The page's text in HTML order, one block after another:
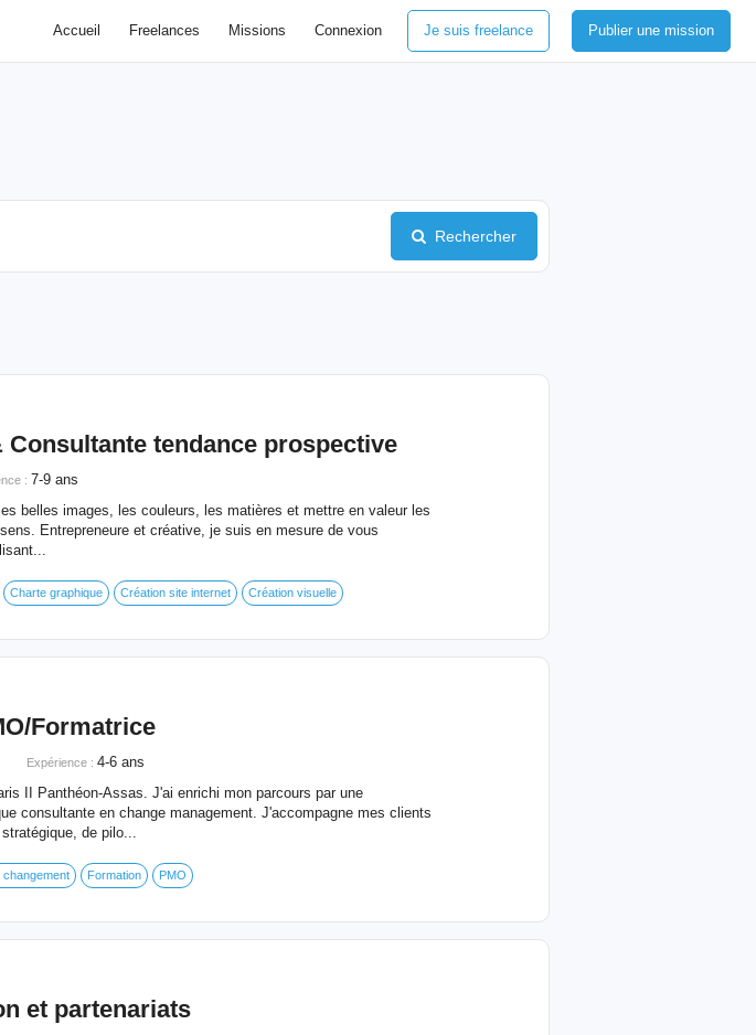
Accueil Freelances Missions Connexion Je suis freelance Publier une mission
Rechercher
tendance prospective
: 7-9 ans
belles images, les couleurs, les matières et mettre en valeur les
Entrepreneure et créative, je suis en mesure de vous
Charte graphique Création site internet Création visuelle
Formatrice
Expérience : 4-6 ans
II Panthéon-Assas. J'ai enrichi mon parcours par une
consultante en change management. J'accompagne mes clients
de pilo...
changement Formation PMO
et partenariats